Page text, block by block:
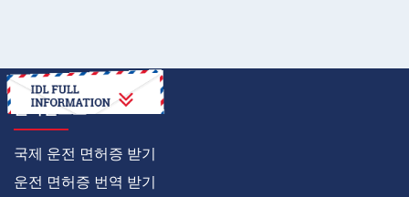
온라인으로
국제 운전 면허증 받기
운전 면허증 번역 받기